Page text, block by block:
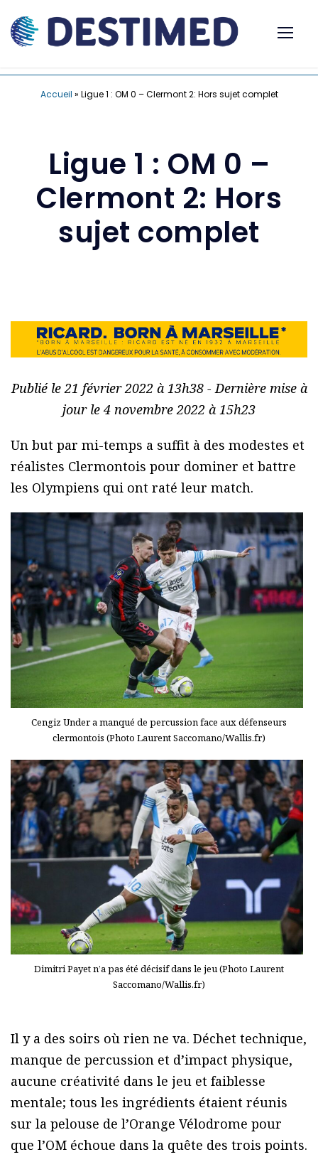
Accueil » Ligue 1 : OM 0 – Clermont 2: Hors sujet complet
Ligue 1 : OM 0 –
Clermont 2: Hors
sujet complet
Publié le 21 février 2022 à 13h38 - Dernière mise à
jour le 4 novembre 2022 à 15h23
Un but par mi-temps a suffit à des modestes et
réalistes Clermontois pour dominer et battre
les Olympiens qui ont raté leur match.
Cengiz Under a manqué de percussion face aux défenseurs
clermontois (Photo Laurent Saccomano/Wallis.fr)
Dimitri Payet n’a pas été décisif dans le jeu (Photo Laurent
Saccomano/Wallis.fr)
Il y a des soirs où rien ne va. Déchet technique,
manque de percussion et d’impact physique,
aucune créativité dans le jeu et faiblesse
mentale; tous les ingrédients étaient réunis
sur la pelouse de l’Orange Vélodrome pour
que l’OM échoue dans la quête des trois points.